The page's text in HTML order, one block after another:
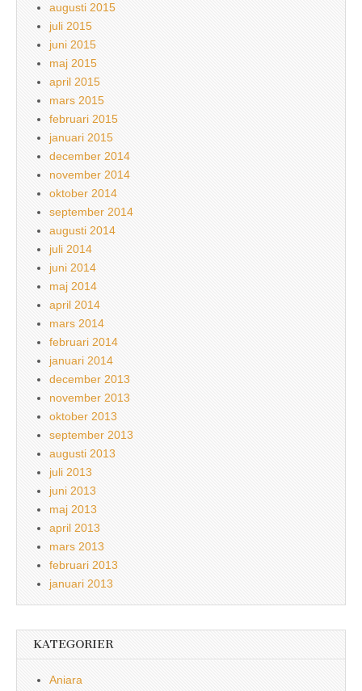
augusti 2015
juli 2015
juni 2015
maj 2015
april 2015
mars 2015
februari 2015
januari 2015
december 2014
november 2014
oktober 2014
september 2014
augusti 2014
juli 2014
juni 2014
maj 2014
april 2014
mars 2014
februari 2014
januari 2014
december 2013
november 2013
oktober 2013
september 2013
augusti 2013
juli 2013
juni 2013
maj 2013
april 2013
mars 2013
februari 2013
januari 2013
KATEGORIER
Aniara